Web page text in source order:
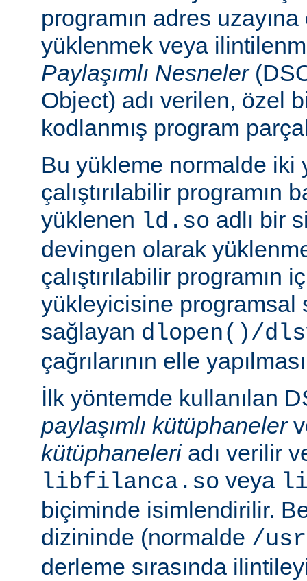
programın adres uzayına
yüklenmek veya
Paylaşımlı Nesneler
Object) adı verilen, özel
kodlanmış program
Bu yükleme normalde iki
çalıştırılabilir programın
yüklenen ld.so adlı bir
devingen olarak
çalıştırılabilir programın
yükleyicisine programsal
sağlayan dlopen()/
çağrılarının elle
İlk yöntemde kullanılan
paylaşımlı kütüphaneler
kütüphaneleriadı verilir
libfilanca.so veya
biçiminde isimlendirilir.
dizininde (normalde /
derleme sırasında